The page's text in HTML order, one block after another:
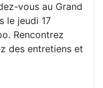
vous au Grand
le jeudi 17
Rencontrez
des entretiens et